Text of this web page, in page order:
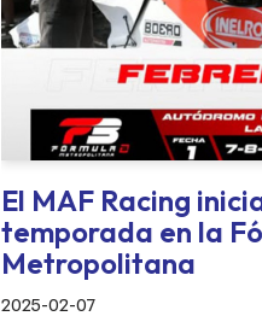
El MAF Racing
temporada en la
Metropolitana
2025-02-07